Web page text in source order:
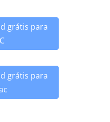
grátis para
grátis para